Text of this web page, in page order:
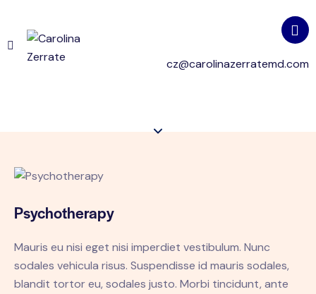
cz@carolinazerratemd.com
Psychotherapy
Mauris eu nisi eget nisi imperdiet vestibulum. Nunc
sodales vehicula risus. Suspendisse id mauris sodales,
blandit tortor eu, sodales justo. Morbi tincidunt, ante